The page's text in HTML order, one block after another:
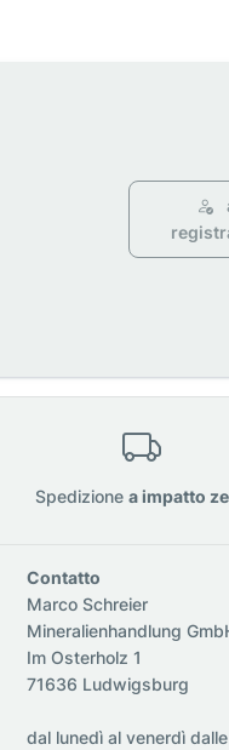
Spedizionea impatto
Contatto
Marco Schreier
Mineralienhandlung
Im Osterholz 1
71636 Ludwigsburg
dal lunedì al venerdì